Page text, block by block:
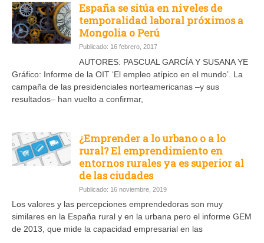
España se sitúa en niveles de
temporalidad laboral próximos a
Mongolia o Perú
Publicado: 16 febrero, 2017
AUTORES: PASCUAL GARCÍA Y SUSANA YE
Gráfico: Informe de la OIT ‘El empleo atípico en el mundo’. La
campaña de las presidenciales norteamericanas –y sus
resultados– han vuelto a confirmar,
¿Emprender a lo urbano o a lo
rural? El emprendimiento en
entornos rurales ya es superior al
de las ciudades
Publicado: 16 noviembre, 2019
Los valores y las percepciones emprendedoras son muy
similares en la España rural y en la urbana pero el informe GEM
de 2013, que mide la capacidad empresarial en las